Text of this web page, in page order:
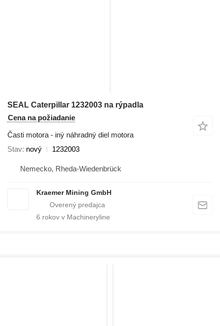
SEAL Caterpillar 1232003 na rýpadla
Cena na požiadanie
Časti motora - iný náhradný diel motora
Stav nový 1232003
Nemecko, Rheda-Wiedenbrück
Kraemer Mining GmbH
6 rokov v Machineryline